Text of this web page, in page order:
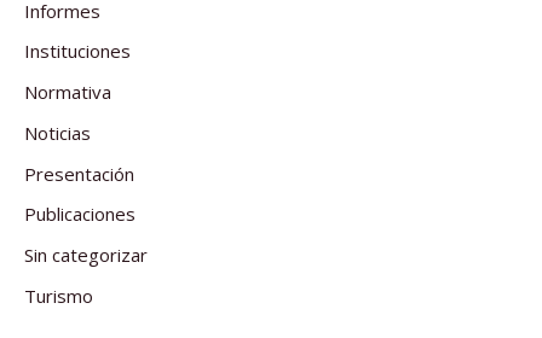
Informes
Instituciones
Normativa
Noticias
Presentación
Publicaciones
Sin categorizar
Turismo